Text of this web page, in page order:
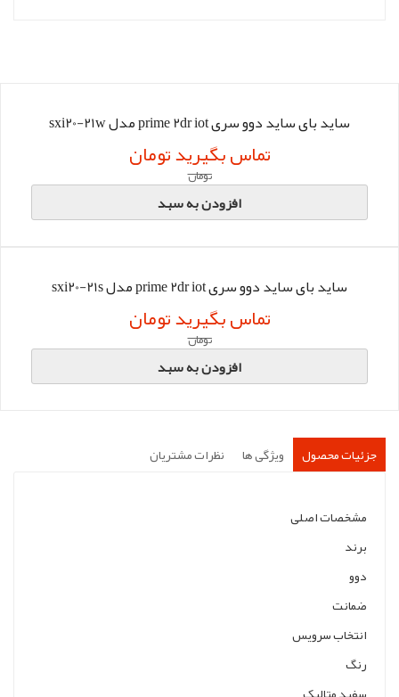
ساید بای‌ ساید دوو سری prime 2dr iot مدل sxi20-21w
تماس بگیرید تومان
تومان
افزودن به سبد
ساید بای‌ ساید دوو سری prime 2dr iot مدل sxi20-21s
تماس بگیرید تومان
تومان
افزودن به سبد
جزئیات محصول ویژگی ها نظرات مشتریان
مشخصات اصلی
برند
دوو
ضمانت
انتخاب سرویس
رنگ